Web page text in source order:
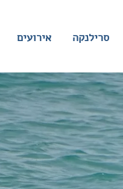
סרילנקה אירועים